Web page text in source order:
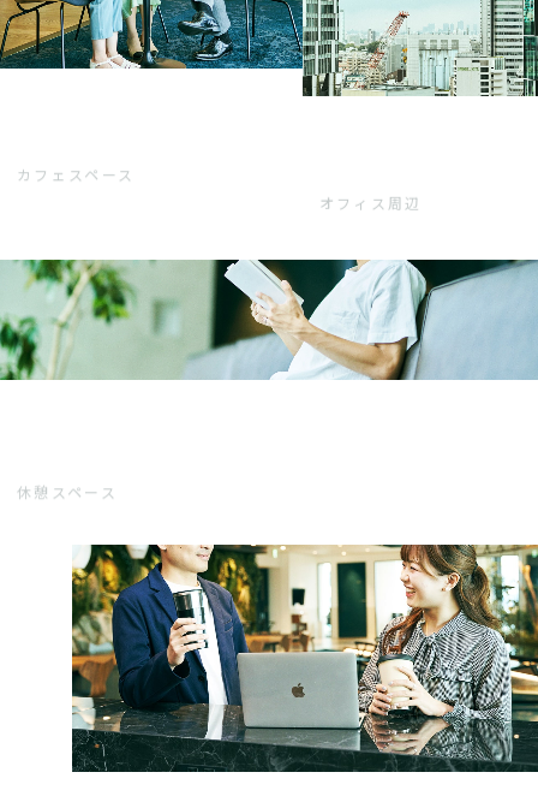
カフェスペース
オフィス周辺
休憩スペース